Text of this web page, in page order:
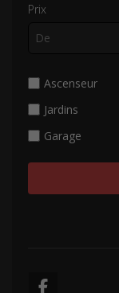
Prix
Ascenseur
Jardins
Garage